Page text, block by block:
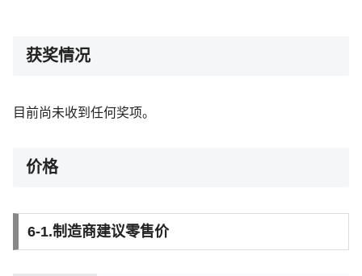
获奖情况
目前尚未收到任何奖项。
价格
6-1.制造商建议零售价